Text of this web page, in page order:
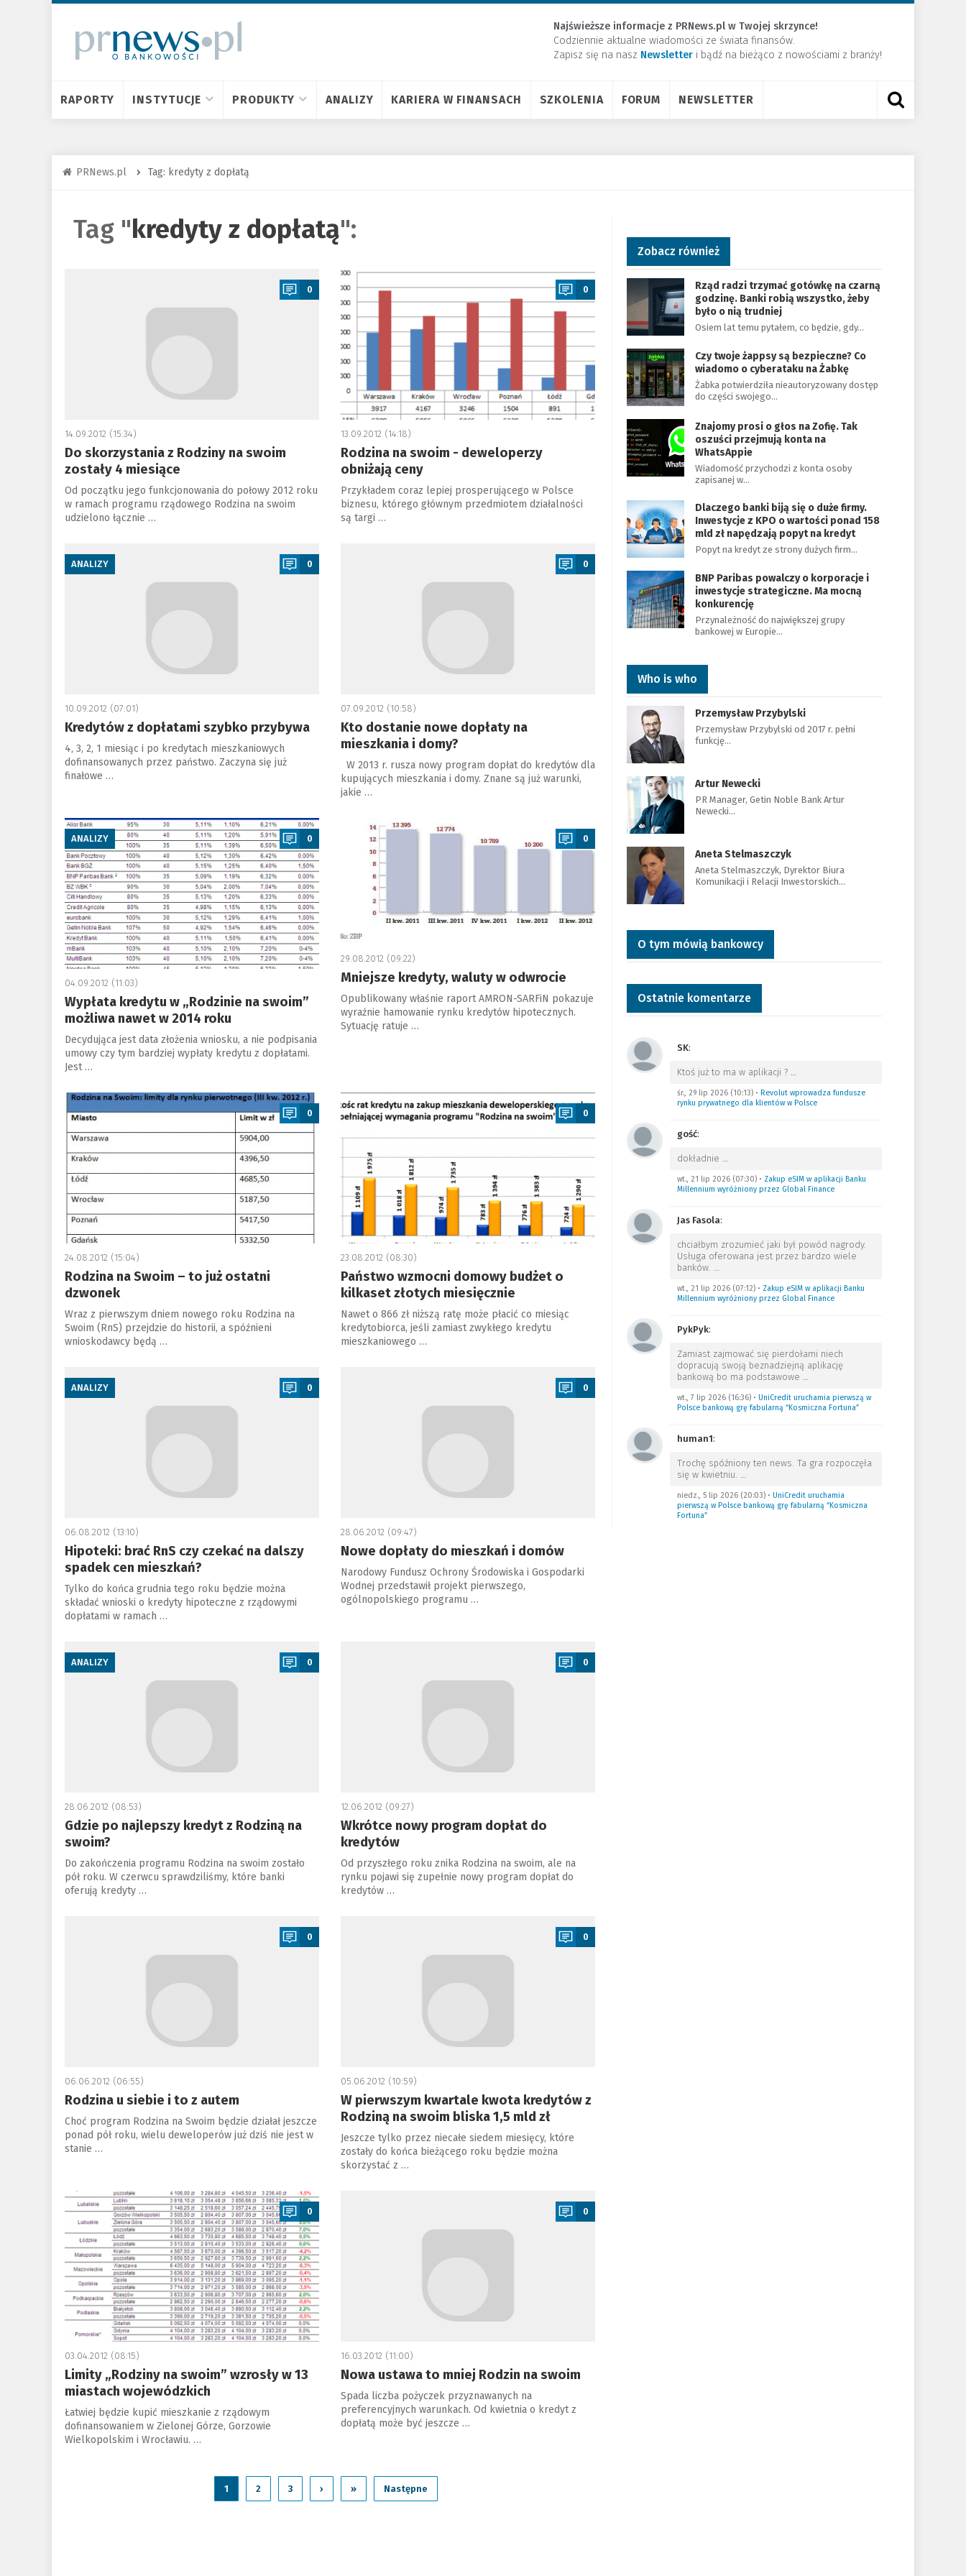
Najświeższe informacje z PRNews.pl w Twojej skrzynce!
Codziennie aktualne wiadomości ze świata finansów.
Zapisz się na nasz Newsletter ​i bądź na bieżąco z nowościami z branży!
RAPORTY INSTYTUCJE PRODUKTY ANALIZY KARIERA W FINANSACH SZKOLENIA FORUM NEWSLETTER
PRNews.pl Tag: kredyty z dopłatą
Tag "kredyty z dopłatą":
0
14.09.2012 (15:34)
Do skorzystania z Rodziny na swoim
zostały 4 miesiące
Od początku jego funkcjonowania do połowy 2012 roku
w ramach programu rządowego Rodzina na swoim
udzielono łącznie …
a
0
13.09.2012 (14:18)
Rodzina na swoim - deweloperzy
obniżają ceny
Przykładem coraz lepiej prosperującego w Polsce
biznesu, którego głównym przedmiotem działalności
są targi …
ANALIZY 0
10.09.2012 (07:01)
Kredytów z dopłatami szybko przybywa
4, 3, 2, 1 miesiąc i po kredytach mieszkaniowych
dofinansowanych przez państwo. Zaczyna się już
finałowe …
0
07.09.2012 (10:58)
Kto dostanie nowe dopłaty na
mieszkania i domy?
W 2013 r. rusza nowy program dopłat do kredytów dla
kupujących mieszkania i domy. Znane są już warunki,
jakie …
a
ANALIZY 0
04.09.2012 (11:03)
Wypłata kredytu w „Rodzinie na swoim”
możliwa nawet w 2014 roku
Decydująca jest data złożenia wniosku, a nie podpisania
umowy czy tym bardziej wypłaty kredytu z dopłatami.
Jest …
0
29.08.2012 (09:22)
Mniejsze kredyty, waluty w odwrocie
Opublikowany właśnie raport AMRON-SARFiN pokazuje
wyraźnie hamowanie rynku kredytów hipotecznych.
Sytuację ratuje …
a
0
24.08.2012 (15:04)
Rodzina na Swoim – to już ostatni
dzwonek
Wraz z pierwszym dniem nowego roku Rodzina na
Swoim (RnS) przejdzie do historii, a spóźnieni
wnioskodawcy będą …
a
0
23.08.2012 (08:30)
Państwo wzmocni domowy budżet o
kilkaset złotych miesięcznie
Nawet o 866 zł niższą ratę może płacić co miesiąc
kredytobiorca, jeśli zamiast zwykłego kredytu
mieszkaniowego …
ANALIZY 0
06.08.2012 (13:10)
Hipoteki: brać RnS czy czekać na dalszy
spadek cen mieszkań?
Tylko do końca grudnia tego roku będzie można
składać wnioski o kredyty hipoteczne z rządowymi
dopłatami w ramach …
0
28.06.2012 (09:47)
Nowe dopłaty do mieszkań i domów
Narodowy Fundusz Ochrony Środowiska i Gospodarki
Wodnej przedstawił projekt pierwszego,
ogólnopolskiego programu …
ANALIZY 0
28.06.2012 (08:53)
Gdzie po najlepszy kredyt z Rodziną na
swoim?
Do zakończenia programu Rodzina na swoim zostało
pół roku. W czerwcu sprawdziliśmy, które banki
oferują kredyty …
0
12.06.2012 (09:27)
Wkrótce nowy program dopłat do
kredytów
Od przyszłego roku znika Rodzina na swoim, ale na
rynku pojawi się zupełnie nowy program dopłat do
kredytów …
0
06.06.2012 (06:55)
Rodzina u siebie i to z autem
Choć program Rodzina na Swoim będzie działał jeszcze
ponad pół roku, wielu deweloperów już dziś nie jest w
stanie …
0
05.06.2012 (10:59)
W pierwszym kwartale kwota kredytów z
Rodziną na swoim bliska 1,5 mld zł
Jeszcze tylko przez niecałe siedem miesięcy, które
zostały do końca bieżącego roku będzie można
skorzystać z …
0
03.04.2012 (08:15)
Limity „Rodziny na swoim” wzrosły w 13
miastach wojewódzkich
Łatwiej będzie kupić mieszkanie z rządowym
dofinansowaniem w Zielonej Górze, Gorzowie
Wielkopolskim i Wrocławiu. …
0
16.03.2012 (11:00)
Nowa ustawa to mniej Rodzin na swoim
Spada liczba pożyczek przyznawanych na
preferencyjnych warunkach. Od kwietnia o kredyt z
dopłatą może być jeszcze …
1 2 3 › » Następne
Zobacz również
Rząd radzi trzymać gotówkę na czarną
godzinę. Banki robią wszystko, żeby
było o nią trudniej
Osiem lat temu pytałem, co będzie, gdy…
Czy twoje żappsy są bezpieczne? Co
wiadomo o cyberataku na Żabkę
Żabka potwierdziła nieautoryzowany dostęp
do części swojego…
Znajomy prosi o głos na Zofię. Tak
oszuści przejmują konta na
WhatsAppie
Wiadomość przychodzi z konta osoby
zapisanej w…
Dlaczego banki biją się o duże firmy.
Inwestycje z KPO o wartości ponad 158
mld zł napędzają popyt na kredyt
Popyt na kredyt ze strony dużych firm…
BNP Paribas powalczy o korporacje i
inwestycje strategiczne. Ma mocną
konkurencję
Przynależność do największej grupy
bankowej w Europie…
Who is who
Przemysław Przybylski
Przemysław Przybylski od 2017 r. pełni
funkcję…
Artur Newecki
PR Manager, Getin Noble Bank Artur
Newecki…
Aneta Stelmaszczyk
Aneta Stelmaszczyk, Dyrektor Biura
Komunikacji i Relacji Inwestorskich…
O tym mówią bankowcy
Ostatnie komentarze
SK:
Ktoś już to ma w aplikacji ? …
śr., 29 lip 2026 (10:13)• Revolut wprowadza fundusze
rynku prywatnego dla klientów w Polsce
gość:
dokładnie …
wt., 21 lip 2026 (07:30)• Zakup eSIM w aplikacji Banku
Millennium wyróżniony przez Global Finance
Jas Fasola:
chciałbym zrozumieć jaki był powód nagrody.
Usługa oferowana jest przez bardzo wiele
banków. …
wt., 21 lip 2026 (07:12)• Zakup eSIM w aplikacji Banku
Millennium wyróżniony przez Global Finance
PykPyk:
Zamiast zajmować się pierdołami niech
dopracują swoją beznadziejną aplikację
bankową bo ma podstawowe …
wt., 7 lip 2026 (16:36)• UniCredit uruchamia pierwszą w
Polsce bankową grę fabularną “Kosmiczna Fortuna”
human1:
Trochę spóźniony ten news. Ta gra rozpoczęła
się w kwietniu. …
niedz., 5 lip 2026 (20:03)• UniCredit uruchamia
pierwszą w Polsce bankową grę fabularną “Kosmiczna
Fortuna”